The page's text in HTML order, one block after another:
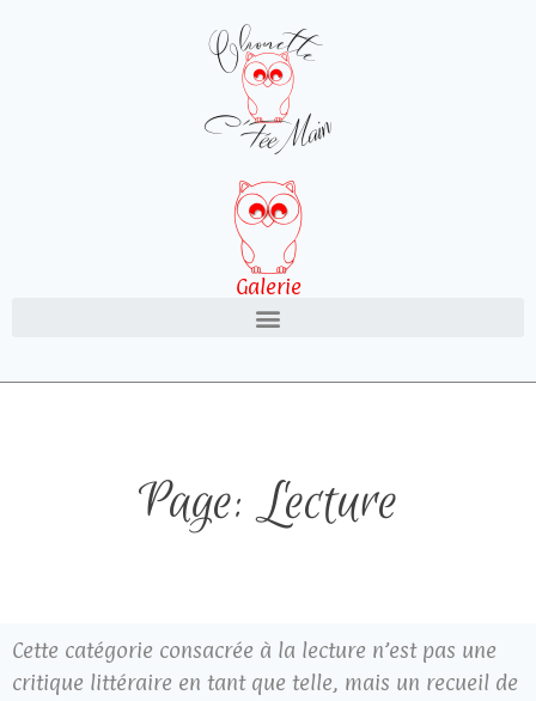
Galerie
Page: Lecture
Cette catégorie consacrée à la lecture n’est pas une
critique littéraire en tant que telle, mais un recueil de